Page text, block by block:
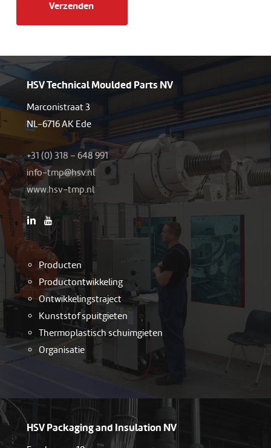
HSV Technical Moulded Parts NV
Marconistraat 3
NL-6716 AK Ede
+31 (0) 318 – 648 991
ln.vs
h@pmt
-ofni
www.hsv-tmp.nl
Producten
Productontwikkeling
Ontwikkelingstraject
Kunststof spuitgieten
Thermoplastisch schuimgieten
Organisatie
HSV Packaging and Insulation NV